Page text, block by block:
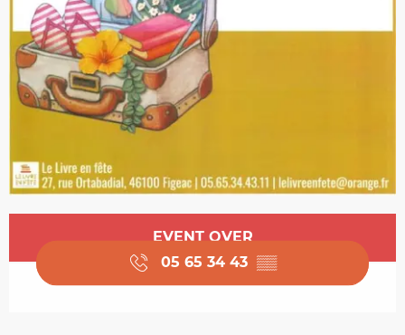
Opening hours & contact details
EVENT OVER
05 65 34 43 ▒▒